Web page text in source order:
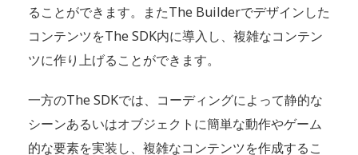
ることができます。またThe Builderでデザインした
コンテンツをThe SDK内に導入し、複雑なコンテン
ツに作り上げることができます。
一方のThe SDKでは、コーディングによって静的な
シーンあるいはオブジェクトに簡単な動作やゲーム
的な要素を実装し、複雑なコンテンツを作成するこ